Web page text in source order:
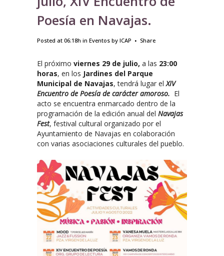
Poesía en Navajas.
Posted at 06:18h in Eventos by ICAP Share
El próximo viernes 29 de julio, a las 23:00
horas, en los Jardines del Parque
Municipal de Navajas, tendrá lugar elXIV
Encuentro de Poesía de carácter amoroso. El
acto se encuentra enmarcado dentro de la
programación de la edición anual del Navajas
Fest, festival cultural organizado por el
Ayuntamiento de Navajas en colaboración
con varias asociaciones culturales del pueblo.